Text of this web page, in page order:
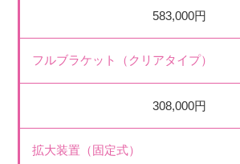
583,000円
フルブラケット（クリアタイプ）
308,000円
拡大装置（固定式）